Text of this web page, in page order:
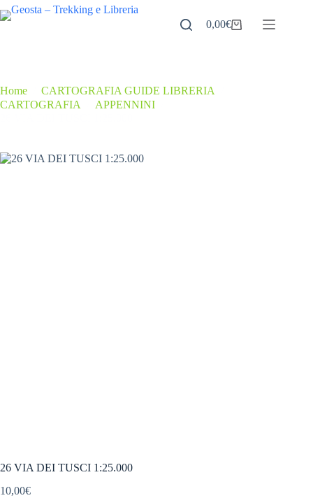
Salta
al
Carrello
0,00€
Home CARTOGRAFIA GUIDE LIBRERIA
CARTOGRAFIA
APPENNINI
26 VIA DEI TUSCI 1:25.000
10,00€